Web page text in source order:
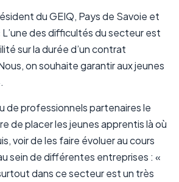
du GEIQ, Pays de Savoie et
L’une des difficultés du secteur est
sur la durée d’un contrat
on souhaite garantir aux jeunes
de professionnels partenaires le
de placer les jeunes apprentis là où
voir de les faire évoluer au cours
sein de différentes entreprises : «
dans ce secteur est un très